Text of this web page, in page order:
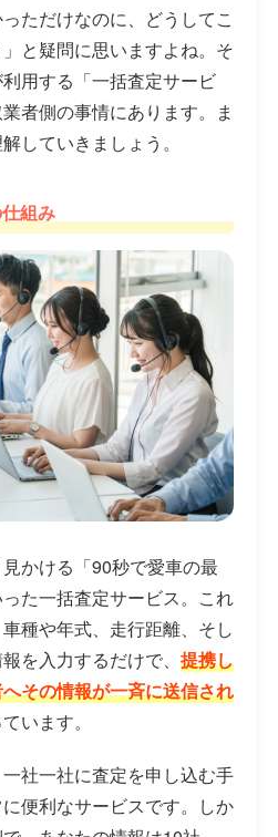
ただけなのに、どうしてこ
と疑問に思いますよね。そ
用する「一括査定サービ
者側の事情にあります。ま
していきましょう。
組み
かける「90秒で愛車の最
た一括査定サービス。これ
種や年式、走行距離、そし
を入力するだけで、 提携し
その情報が一斉に送信され
います。
社一社に査定を申し込む手
便利なサービスです。しか